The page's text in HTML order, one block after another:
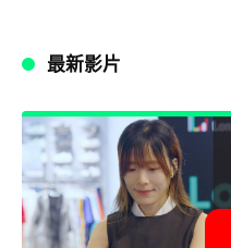
最新影片